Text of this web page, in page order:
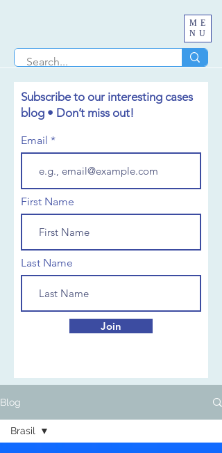
ME
NU
Subscribe to our interesting cases
blog • Don’t miss out!
Email
First Name
Last Name
Join
Blog
Brasil